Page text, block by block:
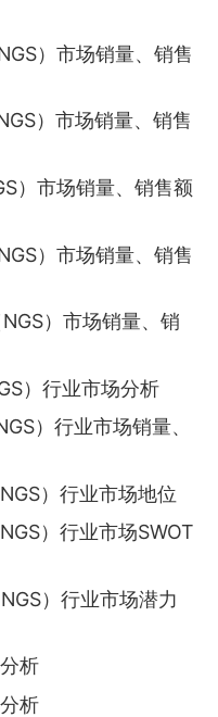
）市场销量、销售
）市场销量、销售
）市场销量、销售额
）市场销量、销售
）市场销量、销
）行业市场分析
）行业市场销量、
）行业市场地位
）行业市场SWOT
）行业市场潜力
析
析